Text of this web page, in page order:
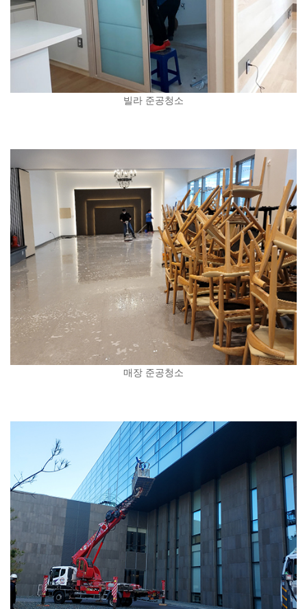
빌라 준공청소
매장 준공청소